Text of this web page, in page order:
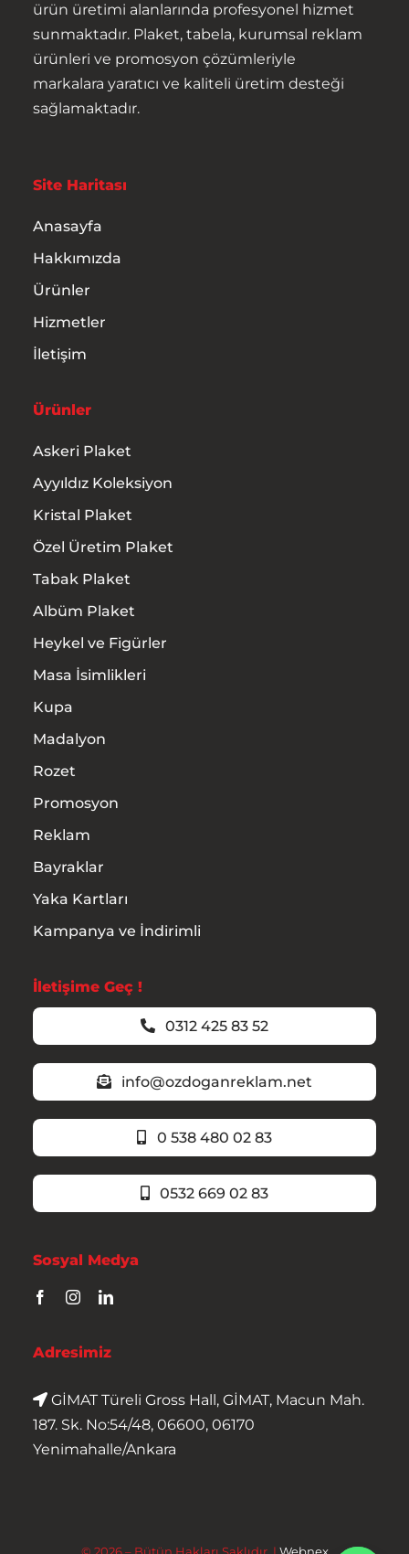
ürün üretimi alanlarında profesyonel hizmet
sunmaktadır. Plaket, tabela, kurumsal reklam
ürünleri ve promosyon çözümleriyle
markalara yaratıcı ve kaliteli üretim desteği
sağlamaktadır.
Site Haritası
Anasayfa
Hakkımızda
Ürünler
Hizmetler
İletişim
Ürünler
Askeri Plaket
Ayyıldız Koleksiyon
Kristal Plaket
Özel Üretim Plaket
Tabak Plaket
Albüm Plaket
Heykel ve Figürler
Masa İsimlikleri
Kupa
Madalyon
Rozet
Promosyon
Reklam
Bayraklar
Yaka Kartları
Kampanya ve İndirimli
İletişime Geç !
0312 425 83 52
info@ozdoganreklam.net
0 538 480 02 83
0532 669 02 83
Sosyal Medya
Adresimiz
GİMAT Türeli Gross Hall, GİMAT, Macun Mah.
187. Sk. No:54/48, 06600, 06170
Yenimahalle/Ankara
© 2026 – Bütün Hakları Saklıdır. | Webnex
Hizmetler
İletişim